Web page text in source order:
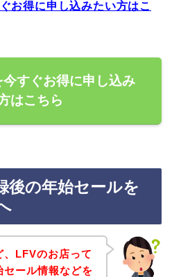
お得に申し込みたい方はこ
すぐお得に申し込み
はこちら
後の年始セールを
、LFVのお店って
セール情報などを